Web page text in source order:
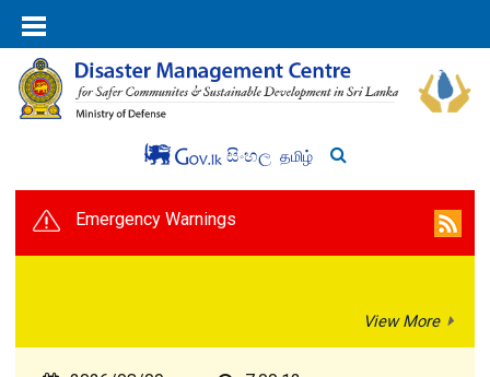
සිංහල தமிழ்
Emergency Warnings
View More